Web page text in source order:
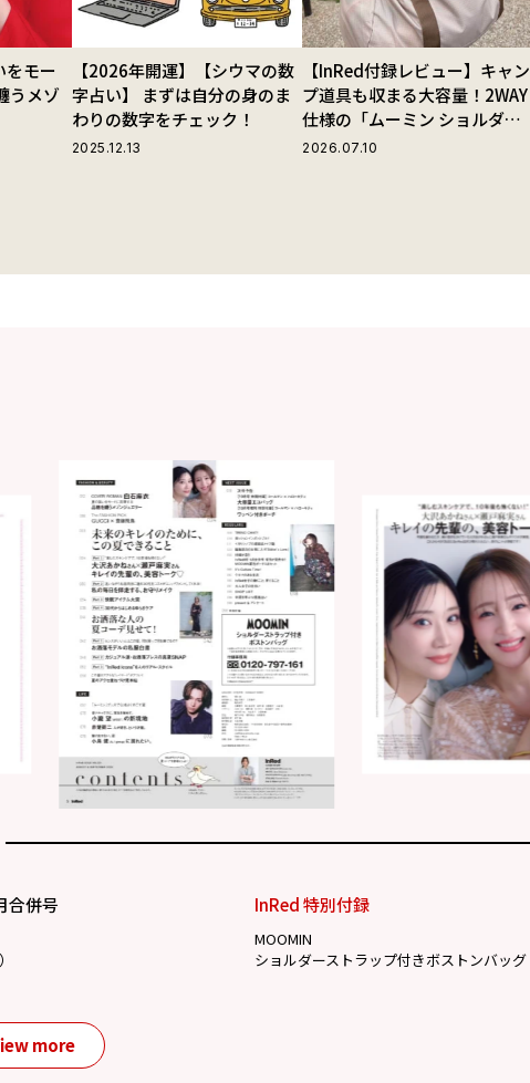
をモー
うメゾ
【2026年開運】【シウマの数
字占い】 まずは自分の身のま
わりの数字をチェック！
2025.12.13
【InRed付録レビュー】キャン
プ道具も収まる大容量！2WAY
仕様の「ムーミン ショルダー
ストラップ付きボストンバッ
2026.07.10
合併号 InRed 特別付録
MOOMIN
ショルダーストラップ付きボストンバッグ
more